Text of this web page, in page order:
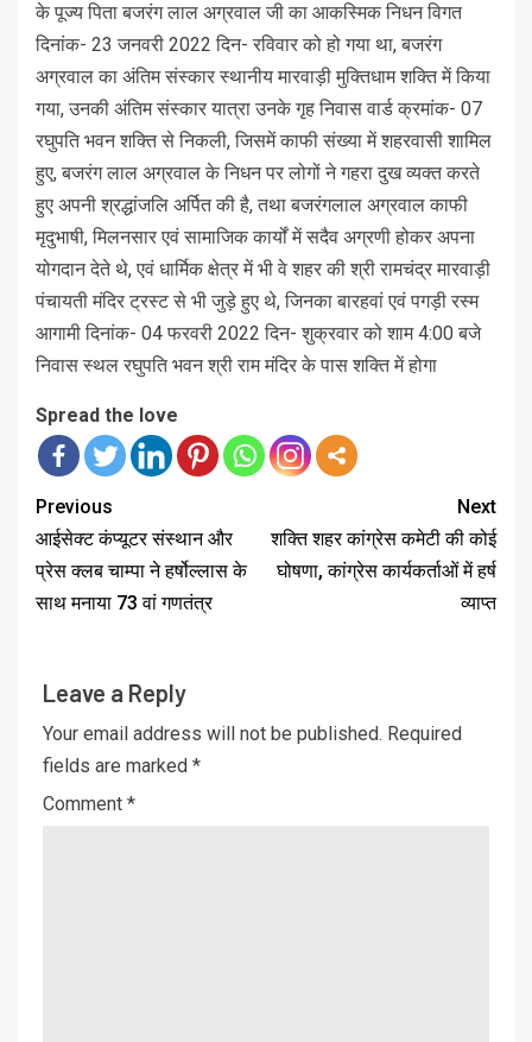
के पूज्य पिता बजरंग लाल अग्रवाल जी का आकस्मिक निधन विगत
दिनांक- 23 जनवरी 2022 दिन- रविवार को हो गया था, बजरंग
अग्रवाल का अंतिम संस्कार स्थानीय मारवाड़ी मुक्तिधाम शक्ति में किया
गया, उनकी अंतिम संस्कार यात्रा उनके गृह निवास वार्ड क्रमांक- 07
रघुपति भवन शक्ति से निकली, जिसमें काफी संख्या में शहरवासी शामिल
हुए, बजरंग लाल अग्रवाल के निधन पर लोगों ने गहरा दुख व्यक्त करते
हुए अपनी श्रद्धांजलि अर्पित की है, तथा बजरंगलाल अग्रवाल काफी
मृदुभाषी, मिलनसार एवं सामाजिक कार्यों में सदैव अग्रणी होकर अपना
योगदान देते थे, एवं धार्मिक क्षेत्र में भी वे शहर की श्री रामचंद्र मारवाड़ी
पंचायती मंदिर ट्रस्ट से भी जुड़े हुए थे, जिनका बारहवां एवं पगड़ी रस्म
आगामी दिनांक- 04 फरवरी 2022 दिन- शुक्रवार को शाम 4:00 बजे
निवास स्थल रघुपति भवन श्री राम मंदिर के पास शक्ति में होगा
Spread the love
Previous
आईसेक्ट कंप्यूटर संस्थान और
प्रेस क्लब चाम्पा ने हर्षोल्लास के
साथ मनाया 73 वां गणतंत्र
Next
शक्ति शहर कांग्रेस कमेटी की कोई
घोषणा, कांग्रेस कार्यकर्ताओं में हर्ष
व्याप्त
Leave a Reply
Your email address will not be published. Required
fields are marked *
Comment *